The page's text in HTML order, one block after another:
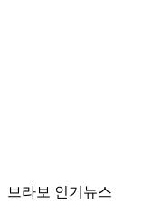
브라보 인기뉴스